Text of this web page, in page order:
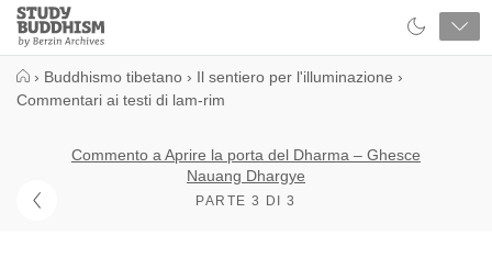
Close
Study
Buddhism
› Buddhismo tibetano › Il sentiero per l'illuminazione ›
Commentari ai testi di lam-rim
Commento a Aprire la porta del Dharma – Ghesce
Nauang Dhargye
PARTE 3 DI 3